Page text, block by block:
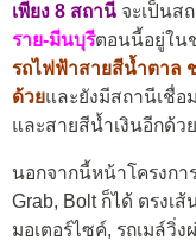
เพียง 8 สถานี จะเป็นส
ราย-มีนบุรีตอนนี้อยู่ใน
รถไฟฟ้าสายสีน้ำตาล
ด้วยและยังมีสถานีเชื่
และสายสีน้ำเงินอีกด้วย
นอกจากนี้หน้าโครงกา
Grab, Bolt ก็ได้ ตรงเ
มอเตอร์ไซค์, รถเมล์วิ่